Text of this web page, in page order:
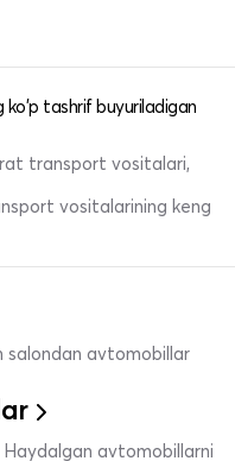
tashrif buyuriladigan
transport vositalari,
vositalarining keng
salondan avtomobillar
avtomobillarni